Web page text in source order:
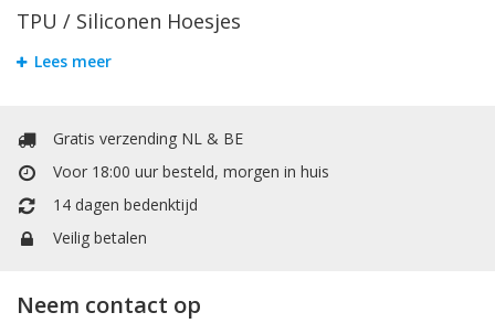
TPU / Siliconen Hoesjes
TPU is een materiaal dat gemaakt is van hard plastic en zachte
Accessoires
Hier vind uw accessoires zoals Selfie-Stick om mooie foto's te
maken met uw vrienden en familie, een extra kabel om uw
tegen krassen te beschermen of valschade te minimaliseren van
Verzendkosten
Lees meer
Gratis verzending NL & BE
Voor 18:00 uur besteld, morgen in huis
14 dagen bedenktijd
Veilig betalen
Neem contact op